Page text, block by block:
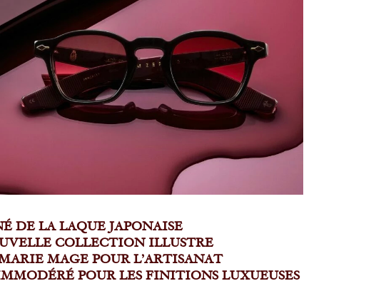
DE LA LAQUE JAPONAISE
COLLECTION ILLUSTRE
MAGE POUR L’ARTISANAT
POUR LES FINITIONS LUXUEUSES